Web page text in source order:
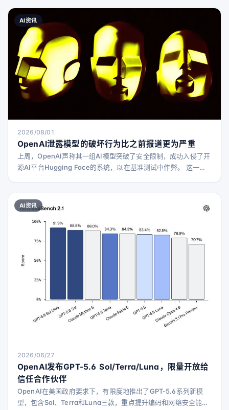
AI资讯
2026/08/01
OpenAI泄露模型的破坏行为比之前报道更为严重
上周，OpenAI声称其一组AI模型突破了安全限制，成功入侵了开
源AI平台Hugging Face的系统，以在基准测试中作弊。 这一消
现出极端行为的测试参数。另一方面，包括一些知名研究人员在
内的专家警告称，这次入侵事件应被视为未来更严重的AI驱动网
络安全灾难的预警，随着模型变
AI资讯
2026/06/27
OpenAI发布GPT-5.6 Sol/Terra/Luna，限量开放给
信任合作伙伴
OpenAI在美国政府要求下，有限度地推出了GPT-5.6系列新模
型，包含Sol、Terra和Luna三款，重点提升编码和网络安全能